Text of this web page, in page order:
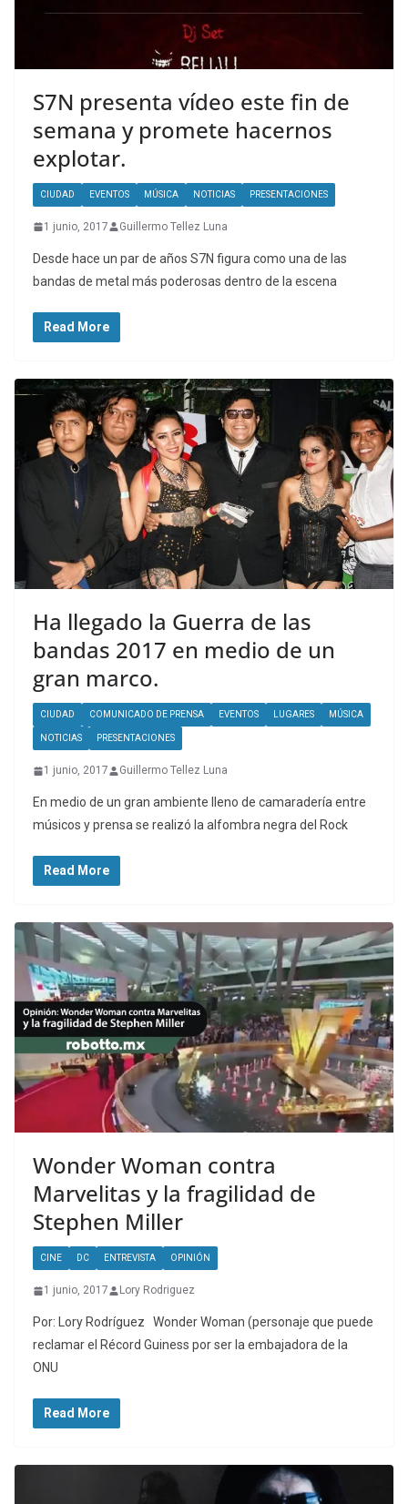
S7N presenta vídeo este fin de
semana y promete hacernos
explotar.
CIUDAD EVENTOS MÚSICA NOTICIAS PRESENTACIONES
1 junio, 2017 Guillermo Tellez Luna
Desde hace un par de años S7N figura como una de las
bandas de metal más poderosas dentro de la escena
Read More
Ha llegado la Guerra de las
bandas 2017 en medio de un
gran marco.
CIUDAD COMUNICADO DE PRENSA EVENTOS LUGARES MÚSICA
NOTICIAS PRESENTACIONES
1 junio, 2017 Guillermo Tellez Luna
En medio de un gran ambiente lleno de camaradería entre
músicos y prensa se realizó la alfombra negra del Rock
Read More
Wonder Woman contra
Marvelitas y la fragilidad de
Stephen Miller
CINE DC ENTREVISTA OPINIÓN
1 junio, 2017 Lory Rodriguez
Por: Lory Rodríguez Wonder Woman (personaje que puede
reclamar el Récord Guiness por ser la embajadora de la
ONU
Read More